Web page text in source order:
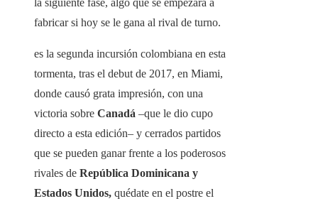
la siguiente fase, algo que se empezará a
fabricar si hoy se le gana al rival de turno.
es la segunda incursión colombiana en esta
tormenta, tras el debut de 2017, en Miami,
donde causó grata impresión, con una
victoria sobre Canadá –que le dio cupo
directo a esta edición– y cerrados partidos
que se pueden ganar frente a los poderosos
rivales de República Dominicana y
Estados Unidos, quédate en el postre el